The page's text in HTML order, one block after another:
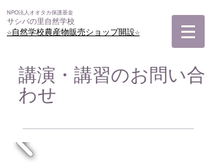
NPO法人オオタカ保護基金
サシバの里自然学校
☆自然学校農産物販売ショップ開設☆
講演・講習のお問い合
わせ